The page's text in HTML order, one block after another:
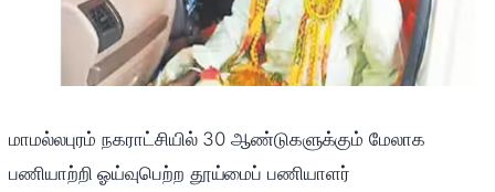
மாமல்லபுரம் நகராட்சியில் 30 ஆண்டுகளுக்கும் மேலாக
பணியாற்றி ஓய்வுபெற்ற தூய்மைப் பணியாளர்